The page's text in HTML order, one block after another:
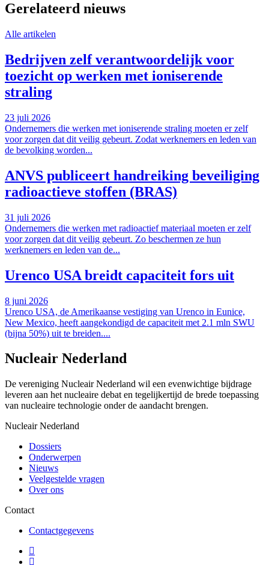
Gerelateerd nieuws
Alle artikelen
Bedrijven zelf verantwoordelijk voor
toezicht op werken met ioniserende
straling
23 juli 2026
Ondernemers die werken met ioniserende straling moeten er zelf
voor zorgen dat dit veilig gebeurt. Zodat werknemers en leden van
de bevolking worden...
ANVS publiceert handreiking beveiliging
radioactieve stoffen (BRAS)
31 juli 2026
Ondernemers die werken met radioactief materiaal moeten er zelf
voor zorgen dat dit veilig gebeurt. Zo beschermen ze hun
werknemers en leden van de...
Urenco USA breidt capaciteit fors uit
8 juni 2026
Urenco USA, de Amerikaanse vestiging van Urenco in Eunice,
New Mexico, heeft aangekondigd de capaciteit met 2.1 mln SWU
(bijna 50%) uit te breiden....
Nucleair Nederland
De vereniging Nucleair Nederland wil een evenwichtige bijdrage
leveren aan het nucleaire debat en tegelijkertijd de brede toepassing
van nucleaire technologie onder de aandacht brengen.
Nucleair Nederland
Dossiers
Onderwerpen
Nieuws
Veelgestelde vragen
Over ons
Contact
Contactgegevens